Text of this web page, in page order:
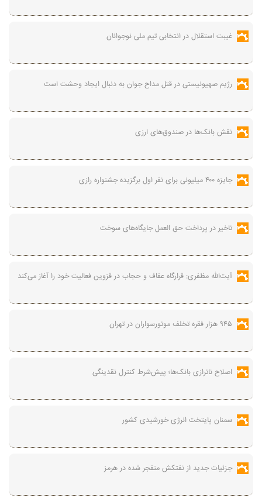
غیبت استقلال در انتخابی تیم ملی نوجوانان
رژیم صهیونیستی در قتل مداح جوان به دنبال ایجاد وحشت است
نقش بانک‌ها در صندوق‌های ارزی
جایزه ۴۰۰ میلیونی برای نفر اول برگزیده جشنواره رازی
تاخیر در پرداخت حق العمل جایگاه‌های سوخت
آیت‌الله مظفری: قرارگاه عفاف و حجاب در قزوین فعالیت خود را آغاز می‌کند
۹۴۵ هزار فقره تخلف موتورسواران در تهران
اصلاح ناترازی بانک‌ها؛ پیش‌شرط کنترل نقدینگی
سمنان پایتخت انرژی خورشیدی کشور
جزئیات جدید از نفتکش منفجر شده در هرمز